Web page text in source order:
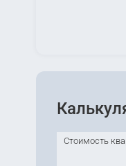
Стоимость